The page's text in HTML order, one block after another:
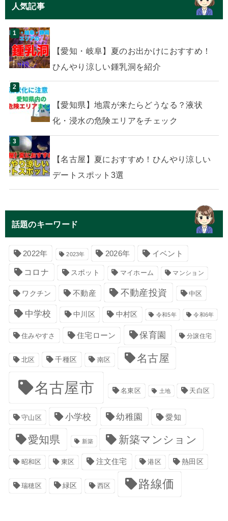
人気記事
【愛知・岐阜】夏のお出かけにおすすめ！
ひんやり涼しい鍾乳洞を紹介
【愛知県】地震が来たらどうなる？液状
化・浸水の危険エリアをチェック
【名古屋】夏におすすめ！ひんやり涼しい
デートスポット3選
話題のキーワード
2022年 2023年 2026年 イベント
コロナ スポット マイホーム マンション
ワクチン 不動産 不動産投資 中区
中学校 中川区 中村区 令和5年 令和6年
住みやすさ 住宅ローン 保育園 分譲住宅
北区 千種区 南区 名古屋
名古屋市 名東区 土地 天白区
守山区 小学校 幼稚園 愛知
愛知県 新築 新築マンション
昭和区 東区 注文住宅 港区 熱田区
瑞穂区 緑区 西区 路線価